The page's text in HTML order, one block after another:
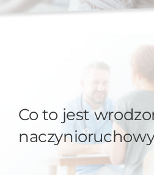
Co to jest